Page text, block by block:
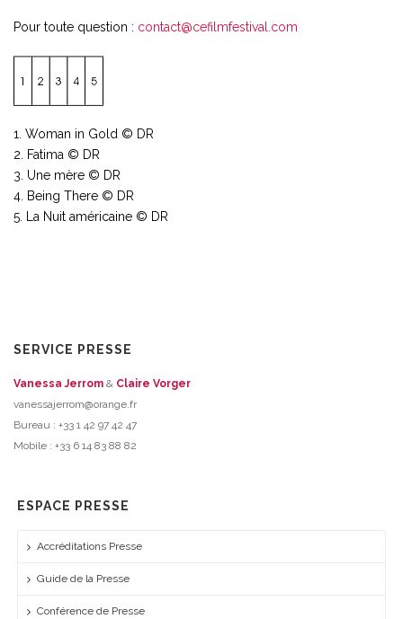
Pour toute question : contact@cefilmfestival.com
1. Woman in Gold © DR
2. Fatima © DR
3. Une mère © DR
4. Being There © DR
5. La Nuit américaine © DR
SERVICE PRESSE
Vanessa Jerrom & Claire Vorger
vanessajerrom@orange.fr
Bureau : +33 1 42 97 42 47
Mobile : +33 6 14 83 88 82
ESPACE PRESSE
Accréditations Presse
Guide de la Presse
Conférence de Presse